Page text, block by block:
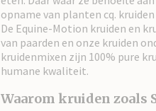
opname van planten cq.
De Equine-Motion kruiden en
van paarden en onze kruiden
kruidenmixen zijn 100% pure
humane kwaliteit.
Waarom kruiden zoals